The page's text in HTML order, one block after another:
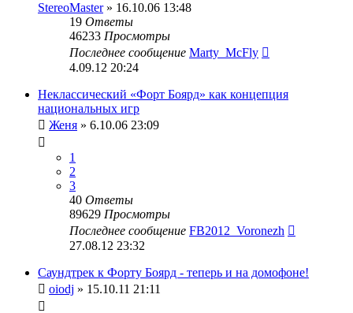
StereoMaster» 16.10.06 13:48
19 Ответы
46233 Просмотры
Последнее сообщение Marty_McFly
4.09.12 20:24
Неклассический «Форт Боярд» как концепция
национальных игр
Женя » 6.10.06 23:09
1
2
3
40 Ответы
89629 Просмотры
Последнее сообщение FB2012_Voronezh
27.08.12 23:32
Саундтрек к Форту Боярд - теперь и на домофоне!
oiodj » 15.10.11 21:11